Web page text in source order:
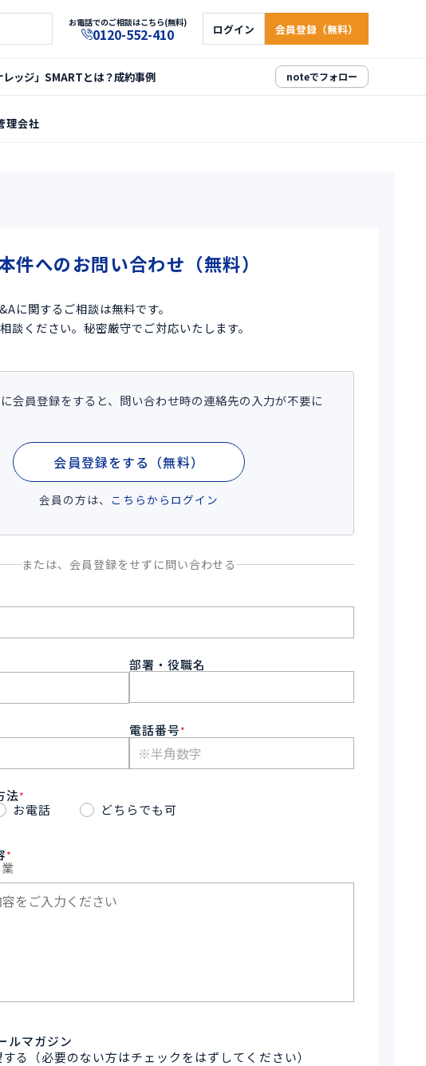
お電話でのご相談はこちら(無料)
0120-552-410 ログイン 会員登録（無料）
ッジ」 SMARTとは？成約事例 noteでフォロー
理会社
件へのお問い合わせ（無料）
に関するご相談は無料です。
談ください。秘密厳守でご対応いたします。
会員登録をすると、問い合わせ時の連絡先の入力が不要に
会員登録をする（無料）
会員の方は、 こちらからログイン
または、会員登録をせずに問い合わせる
部署・役職名
電話番号*
法*
お電話 どちらでも可
*
ルマガジン
る（必要のない方はチェックをはずしてください）